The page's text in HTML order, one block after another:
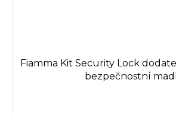
Fiamma Kit Security Lock
bezpečnostní